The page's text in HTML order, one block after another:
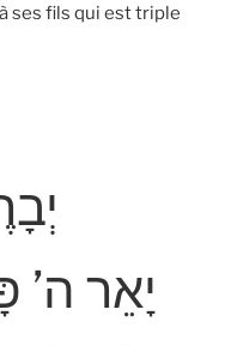
ses fils qui est triple